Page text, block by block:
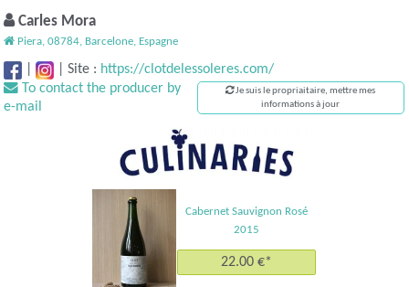
Carles Mora
Piera, 08784, Barcelone, Espagne
| |Site : https://clotdelessoleres.com/
To contact the producer by
e-mail
Je suis le propriaitaire, mettre mes
informations à jour
Cabernet Sauvignon Rosé
2015
22.00 €*